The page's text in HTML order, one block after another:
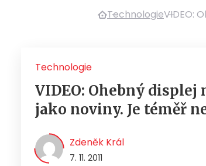
TechnologieVIDEO:
Technologie
VIDEO: Ohebný displej
jako noviny. Je téměř
Zdeněk Král
7. 11. 2011